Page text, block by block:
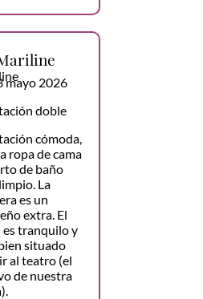
mayo 2026
doble
cómoda,
ropa de cama
de baño
La
es un
extra. El
es tranquilo y
situado
al teatro (el
de nuestra